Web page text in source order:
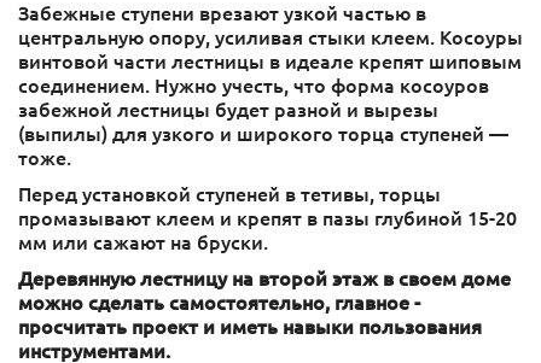
Забежные ступени врезают узкой частью в
центральную опору, усиливая стыки клеем. Косоуры
винтовой части лестницы в идеале крепят шиповым
соединением. Нужно учесть, что форма косоуров
забежной лестницы будет разной и вырезы
(выпилы) для узкого и широкого торца ступеней —
тоже.
Перед установкой ступеней в тетивы, торцы
промазывают клеем и крепят в пазы глубиной 15-20
мм или сажают на бруски.
Деревянную лестницу на второй этаж в своем доме
можно сделать самостоятельно, главное -
просчитать проект и иметь навыки пользования
инструментами.